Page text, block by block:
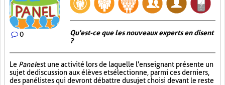
0
Qu'est-ce que les nouveaux experts en disent
?
Le Panelest une activité lors de laquelle l'enseignant présente un
sujet de discussion aux élèves et sélectionne, parmi ces derniers,
des panélistes qui devront débattre du sujet choisi devant le reste